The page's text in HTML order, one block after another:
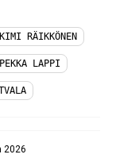
KIMI RÄIKKÖNEN
LAPPI
2026